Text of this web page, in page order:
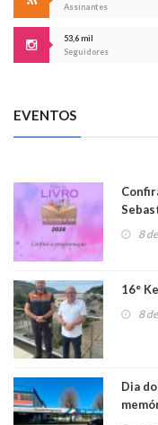
Assinantes
53,6 mil
Seguidores
EVENTOS
8
16°
8
Dia